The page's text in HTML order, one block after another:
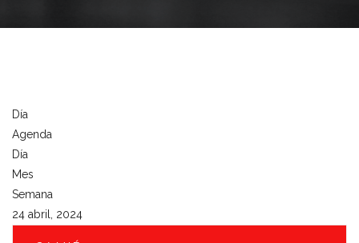
Día
Agenda
Día
Mes
Semana
24 abril, 2024